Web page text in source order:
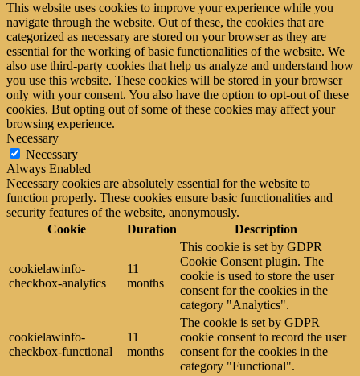
This website uses cookies to improve your experience while you
navigate through the website. Out of these, the cookies that are
categorized as necessary are stored on your browser as they are
essential for the working of basic functionalities of the website. We
also use third-party cookies that help us analyze and understand how
you use this website. These cookies will be stored in your browser
only with your consent. You also have the option to opt-out of these
cookies. But opting out of some of these cookies may affect your
browsing experience.
Necessary
Necessary
Always Enabled
Necessary cookies are absolutely essential for the website to
function properly. These cookies ensure basic functionalities and
security features of the website, anonymously.
Cookie
Duration Description
cookielawinfo-
checkbox-analytics
11
months
This cookie is set by GDPR
Cookie Consent plugin. The
cookie is used to store the user
consent for the cookies in the
category "Analytics".
cookielawinfo-
checkbox-functional
11
months
The cookie is set by GDPR
cookie consent to record the user
consent for the cookies in the
category "Functional".